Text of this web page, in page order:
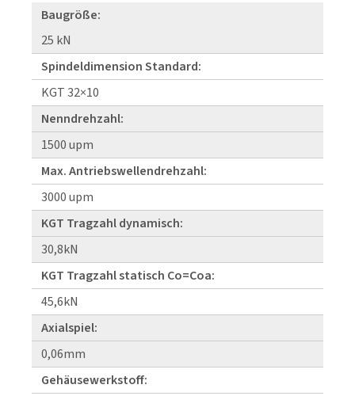
Baugröße:
25 kN
Spindeldimension Standard:
KGT 32×10
Nenndrehzahl:
1500 upm
Max. Antriebswellendrehzahl:
3000 upm
KGT Tragzahl dynamisch:
30,8kN
KGT Tragzahl statisch Co=Coa:
45,6kN
Axialspiel:
0,06mm
Gehäusewerkstoff: